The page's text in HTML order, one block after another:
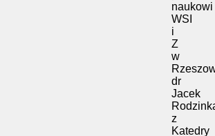
naukowi
WSI
i
Z
w
dr
Jacek
z
Katedry